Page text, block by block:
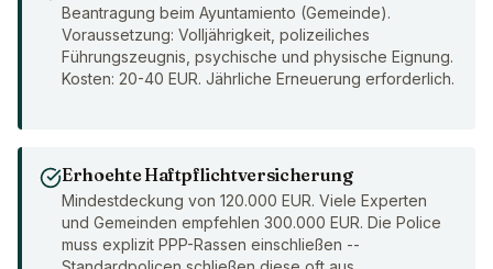
Beantragung beim Ayuntamiento (Gemeinde).
Voraussetzung: Volljährigkeit, polizeiliches
Führungszeugnis, psychische und physische Eignung.
Kosten: 20-40 EUR. Jährliche Erneuerung erforderlich.
Erhoehte Haftpflichtversicherung
Mindestdeckung von 120.000 EUR. Viele Experten
und Gemeinden empfehlen 300.000 EUR. Die Police
muss explizit PPP-Rassen einschließen --